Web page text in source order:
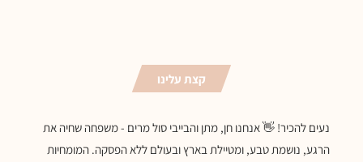
קצת עלינו
נעים להכיר! 👋 אנחנו חן, מתן והבייבי סול מרים - משפחה שחיה את
הרגע, נושמת טבע, ומטיילת בארץ ובעולם ללא הפסקה. המומחיות